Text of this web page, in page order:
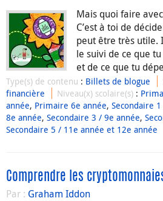
Mais quoi faire
C’est à toi de
peut être très utile.
le suivi de ce que
et de ce que tu
Type(s) de contenu : Billets de blogue
financière
Niveau(x) scolaire(s) :
année, Primaire 6e année, Secondaire
8e année, Secondaire 3 / 9e année,
Secondaire 5 / 11e année et 12e année
Comprendre les
Par : Graham Iddon